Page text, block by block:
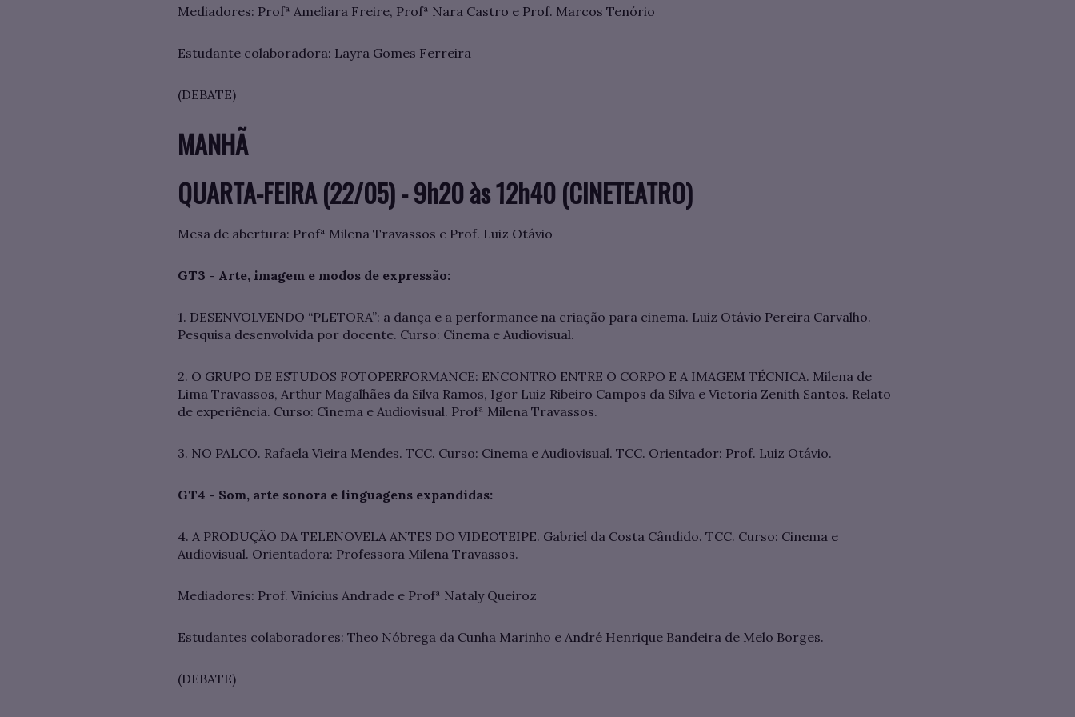
Mediadores: Profª Ameliara Freire, Profª Nara Castro e Prof. Marcos Tenório
Estudante colaboradora: Layra Gomes Ferreira
(DEBATE)
MANHÃ
QUARTA-FEIRA (22/05) - 9h20 às 12h40 (CINETEATRO)
Mesa de abertura: Profª Milena Travassos e Prof. Luiz Otávio
GT3 - Arte, imagem e modos de expressão:
1. DESENVOLVENDO “PLETORA”: a dança e a performance na criação para cinema. Luiz Otávio Pereira Carvalho.
Pesquisa desenvolvida por docente. Curso: Cinema e Audiovisual.
2. O GRUPO DE ESTUDOS FOTOPERFORMANCE: ENCONTRO ENTRE O CORPO E A IMAGEM TÉCNICA. Milena de
Lima Travassos, Arthur Magalhães da Silva Ramos, Igor Luiz Ribeiro Campos da Silva e Victoria Zenith Santos. Relato
de experiência. Curso: Cinema e Audiovisual. Profª Milena Travassos.
3. NO PALCO. Rafaela Vieira Mendes. TCC. Curso: Cinema e Audiovisual. TCC. Orientador: Prof. Luiz Otávio.
GT4 - Som, arte sonora e linguagens expandidas:
4. A PRODUÇÃO DA TELENOVELA ANTES DO VIDEOTEIPE. Gabriel da Costa Cândido. TCC. Curso: Cinema e
Audiovisual. Orientadora: Professora Milena Travassos.
Mediadores: Prof. Vinícius Andrade e Profª Nataly Queiroz
Estudantes colaboradores: Theo Nóbrega da Cunha Marinho e André Henrique Bandeira de Melo Borges.
(DEBATE)